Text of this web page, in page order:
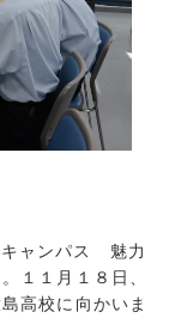
キャンパス 魅力
１１月１８日、
高校に向かいま